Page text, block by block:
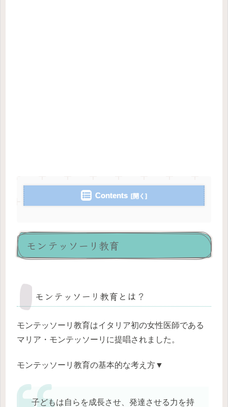
Contents
モンテッソーリ教育
モンテッソーリ教育とは？
モンテッソーリ教育はイタリア初の女性医師である
マリア・モンテッソーリに提唱されました。
モンテッソーリ教育の基本的な考え方▼
子どもは自らを成長させ、発達させる力を持